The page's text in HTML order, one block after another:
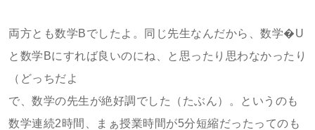
両方とも数学Bでしたよ。同じ先生なんだから、数学�U
と数学Bにすれば良いのにね、と思ったり思わなかったり
（どっちだよ
で、数学の先生が絶好調でした（たぶん）。というのも
数学連続2時間、まぁ授業時間が5分短縮だったってのも